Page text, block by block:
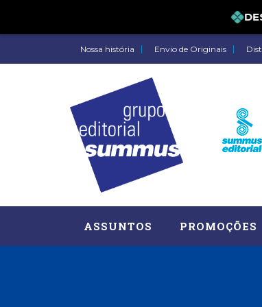
Nossa história Envio de Originais
ASSUNTOS PROMOÇÕES